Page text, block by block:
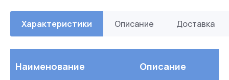
Характеристики Описание Доставка
Наименование Описание